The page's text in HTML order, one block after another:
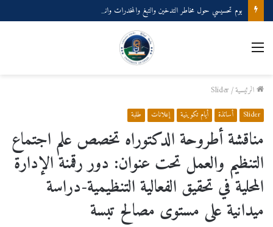
الرئيسية/
Slider
Slider أساتذة أيام تكوينية إعلانات طلبة
مناقشة أطروحة الدكتوراه تخصص علم اجتماع
التنظيم والعمل تحت عنوان: دور رقمنة الإدارة
المحلية في تحقيق الفعالية التنظيمية-دراسة
ميدانية على مستوى مصالح تبسة